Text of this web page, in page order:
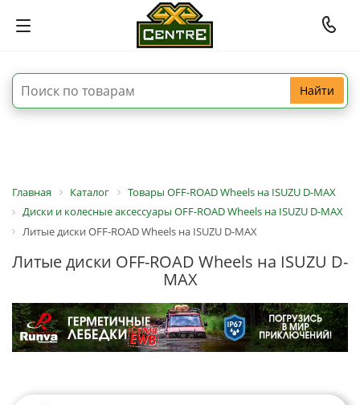
Найти
Главная Каталог
Товары OFF-ROAD Wheels на ISUZU D-MAX
Диски и колесные аксессуары OFF-ROAD Wheels на ISUZU D-MAX
Литые диски OFF-ROAD Wheels на ISUZU D-MAX
Литые диски OFF-ROAD Wheels на ISUZU D-
MAX